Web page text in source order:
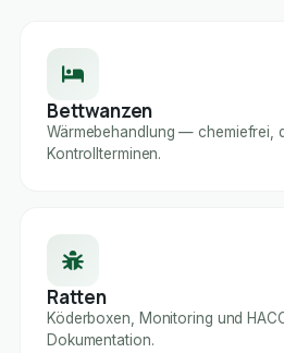
Bettwanzen
Wärmebehandlung — chemiefrei,
Kontrollterminen.
Ratten
Köderboxen, Monitoring und
Dokumentation.